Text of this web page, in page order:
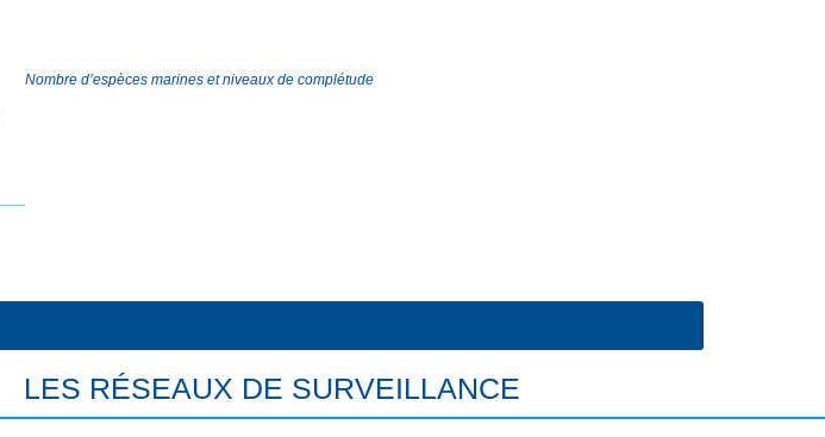
Nombre d’espèces marines et niveaux de complétude
LES RÉSEAUX DE SURVEILLANCE